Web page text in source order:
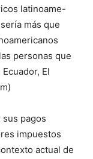
latinoame-
más que
personas que
El
sus pagos
impuestos
actual de